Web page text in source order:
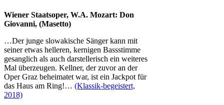
Wiener Staatsoper, W.A. Mozart: Don
Giovanni, (Masetto)
…Der junge slowakische Sänger kann mit
seiner etwas helleren, kernigen Bassstimme
gesanglich als auch darstellerisch ein weiteres
Mal überzeugen. Kellner, der zuvor an der
Oper Graz beheimatet war, ist ein Jackpot für
das Haus am Ring!… (Klassik-begeistert,
2018)